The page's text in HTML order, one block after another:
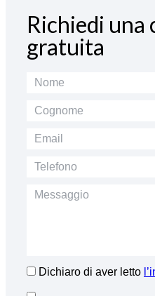
Richiedi una
gratuita
Dichiaro di aver letto